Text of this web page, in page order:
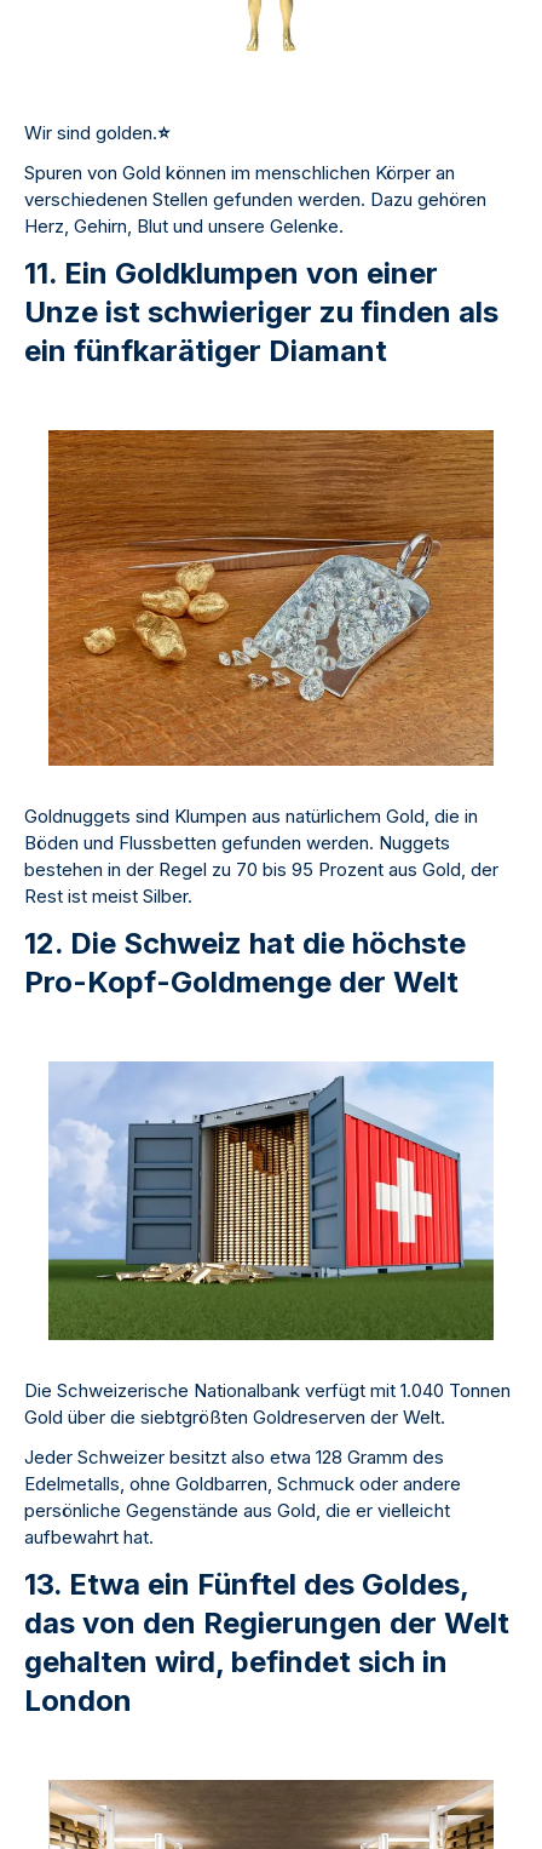
Wir sind golden.⭐
Spuren von Gold können im menschlichen Körper an
verschiedenen Stellen gefunden werden. Dazu gehören
Herz, Gehirn, Blut und unsere Gelenke.
11. Ein Goldklumpen von einer
Unze ist schwieriger zu finden als
ein fünfkarätiger Diamant
Goldnuggets sind Klumpen aus natürlichem Gold, die in
Böden und Flussbetten gefunden werden. Nuggets
bestehen in der Regel zu 70 bis 95 Prozent aus Gold, der
Rest ist meist Silber.
12. Die Schweiz hat die höchste
Pro-Kopf-Goldmenge der Welt
Die Schweizerische Nationalbank verfügt mit 1.040 Tonnen
Gold über die siebtgrößten Goldreserven der Welt.
Jeder Schweizer besitzt also etwa 128 Gramm des
Edelmetalls, ohne Goldbarren, Schmuck oder andere
persönliche Gegenstände aus Gold, die er vielleicht
aufbewahrt hat.
13. Etwa ein Fünftel des Goldes,
das von den Regierungen der Welt
gehalten wird, befindet sich in
London